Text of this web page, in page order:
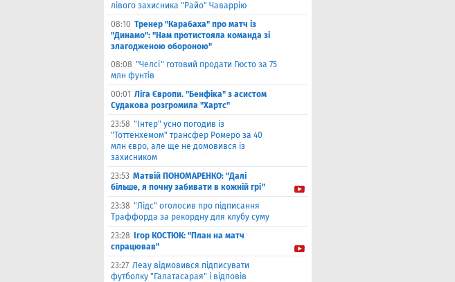
лівого захисника "Райо" Чаваррію
08:10 Тренер "Карабаха" про матч із
"Динамо": "Нам протистояла команда зі
злагодженою обороною"
08:08 "Челсі" готовий продати Гюсто за 75
млн фунтів
00:01 Ліга Європи. "Бенфіка" з асистом
Судакова розгромила "Хартс"
23:58 "Інтер" усно погодив із
"Тоттенхемом" трансфер Ромеро за 40
млн євро, але ще не домовився із
захисником
23:53 Матвiй ПОНОМАРЕНКО: "Далі
більше, я почну забивати в кожній грі"
23:38 "Лідс" оголосив про підписання
Траффорда за рекордну для клубу суму
23:28
Ігор КОСТЮК: "План на матч
спрацював"
23:27 Леау відмовився підписувати
футболку "Галатасарая" і відповів